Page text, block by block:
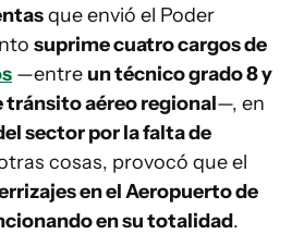
que envió el Poder
suprime cuatro cargos de
—entre un técnico grado 8 y
tránsito aéreo regional—, en
sector por la falta de
cosas, provocó que el
en el Aeropuerto de
en su totalidad.